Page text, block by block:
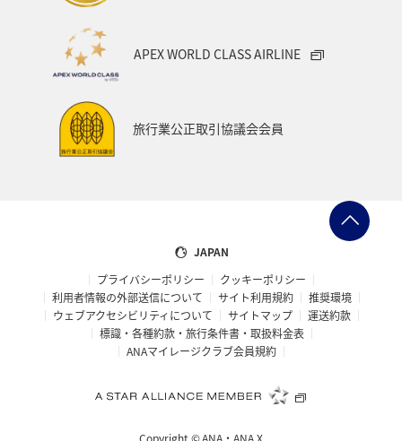
高知県
スキー・スノボ
福井県 日常
マイルを貯める
家族旅行
九州地方 札幌 徳島県
東北海道 旅アト 栃木県 関東・甲信越地方
ニュージーランド 島根県 ホノルル
APEX WORLD CLASS AIRLINE
旅行業公正取引協議会会員
JAPAN
プライバシーポリシー
クッキーポリシー
利用者情報の外部送信について
サイト利用規約
推奨環境
ウェブアクセシビリティについて
サイトマップ
運送約款
標識・各種約款・旅行条件書・取扱料金表
ANAマイレージクラブ会員規約